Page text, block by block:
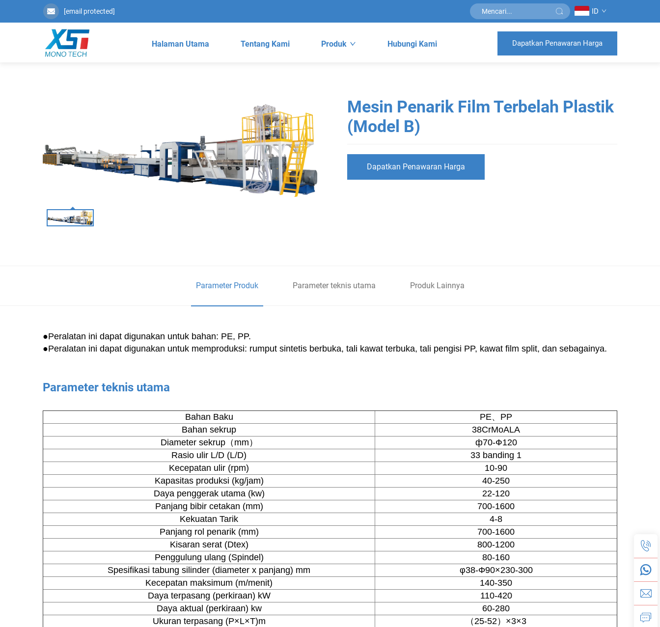
[email protected] ID
Halaman Utama Tentang Kami Produk Hubungi Kami Dapatkan Penawaran Harga
Mesin Penarik Film Terbelah Plastik
(Model B)
Dapatkan Penawaran Harga
Parameter Produk Parameter teknis utama Produk Lainnya
●Peralatan ini dapat digunakan untuk bahan: PE, PP.
●Peralatan ini dapat digunakan untuk memproduksi: rumput sintetis berbuka, tali kawat terbuka, tali pengisi PP, kawat film split, dan sebagainya.
Parameter teknis utama
Bahan Baku
PE、PP
Bahan sekrup
38CrMoALA
Diameter sekrup（mm）
ф70-Ф120
Rasio ulir L/D (L/D)
33 banding 1
Kecepatan ulir (rpm)
10-90
Kapasitas produksi (kg/jam)
40-250
Daya penggerak utama (kw)
22-120
Panjang bibir cetakan (mm)
700-1600
Kekuatan Tarik
4-8
Panjang rol penarik (mm)
700-1600
Kisaran serat (Dtex)
800-1200
Penggulung ulang (Spindel)
80-160
Spesifikasi tabung silinder (diameter x panjang) mm
φ38-Φ90×230-300
Kecepatan maksimum (m/menit)
140-350
Daya terpasang (perkiraan) kW
110-420
Daya aktual (perkiraan) kw
60-280
Ukuran terpasang (P×L×T)m
（25-52）×3×3